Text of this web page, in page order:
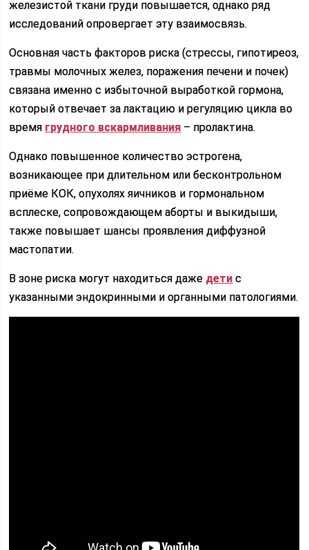
железистой ткани груди повышается, однако ряд
исследований опровергает эту взаимосвязь.
Основная часть факторов риска (стрессы, гипотиреоз,
травмы молочных желез, поражения печени и почек)
связана именно с избыточной выработкой гормона,
который отвечает за лактацию и регуляцию цикла во
время грудного вскармливания – пролактина.
Однако повышенное количество эстрогена,
возникающее при длительном или бесконтрольном
приёме КОК, опухолях яичников и гормональном
всплеске, сопровождающем аборты и выкидыши,
также повышает шансы проявления диффузной
мастопатии.
В зоне риска могут находиться даже дети с
указанными эндокринными и органными патологиями.